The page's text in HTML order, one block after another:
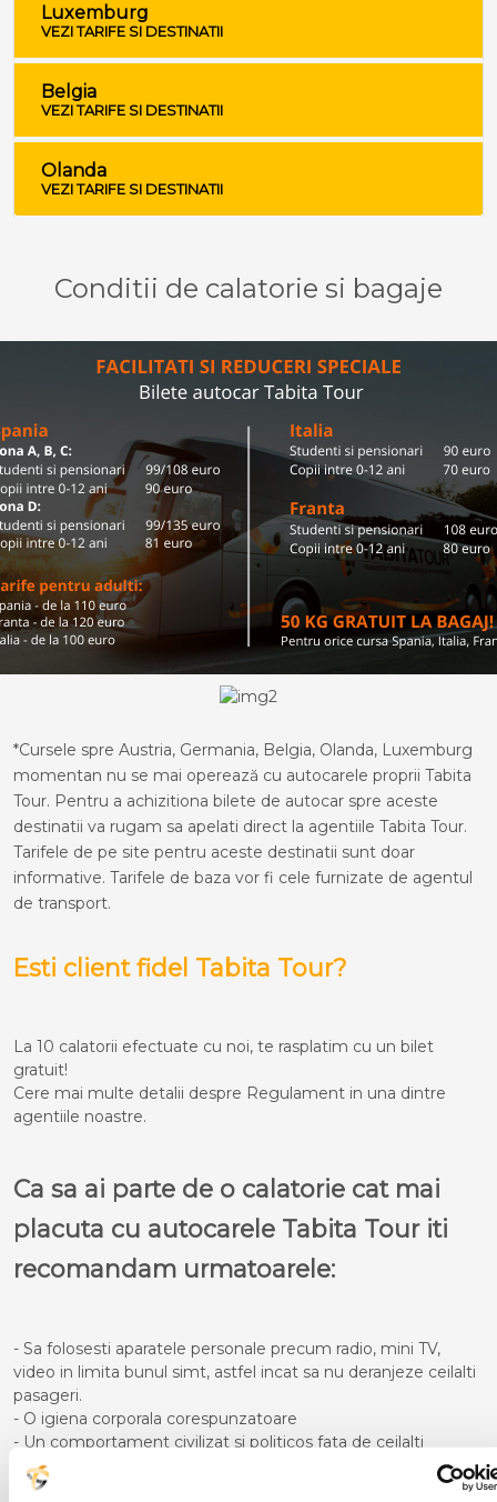
Luxemburg
VEZI TARIFE SI DESTINATII
Belgia
VEZI TARIFE SI DESTINATII
Olanda
VEZI TARIFE SI DESTINATII
Conditii de calatorie si bagaje
*Cursele spre Austria, Germania, Belgia, Olanda, Luxemburg
momentan nu se mai operează cu autocarele proprii Tabita
Tour. Pentru a achizitiona bilete de autocar spre aceste
destinatii va rugam sa apelati direct la agentiile Tabita Tour.
Tarifele de pe site pentru aceste destinatii sunt doar
informative. Tarifele de baza vor fi cele furnizate de agentul
de transport.
Esti client fidel Tabita Tour?
La 10 calatorii efectuate cu noi, te rasplatim cu un bilet
gratuit!
Cere mai multe detalii despre Regulament in una dintre
agentiile noastre.
Ca sa ai parte de o calatorie cat mai
placuta cu autocarele Tabita Tour iti
recomandam urmatoarele:
- Sa folosesti aparatele personale precum radio, mini TV,
video in limita bunul simt, astfel incat sa nu deranjeze ceilalti
pasageri.
- O igiena corporala corespunzatoare
- Un comportament civilizat si politicos fata de ceilalti
participanti la calatorie
- Pe timpul cursei sa nu te deplasezi in picioare in interiorul